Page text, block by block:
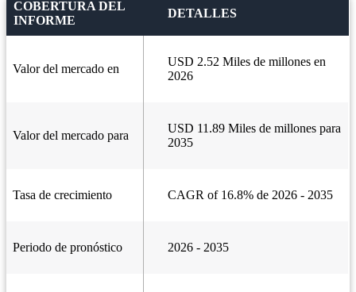
COBERTURA DEL
INFORME
DETALLES
Valor del mercado en
USD 2.52 Miles de millones en
2026
Valor del mercado para
USD 11.89 Miles de millones para
2035
Tasa de crecimiento CAGR of 16.8% de 2026 - 2035
Periodo de pronóstico 2026 - 2035